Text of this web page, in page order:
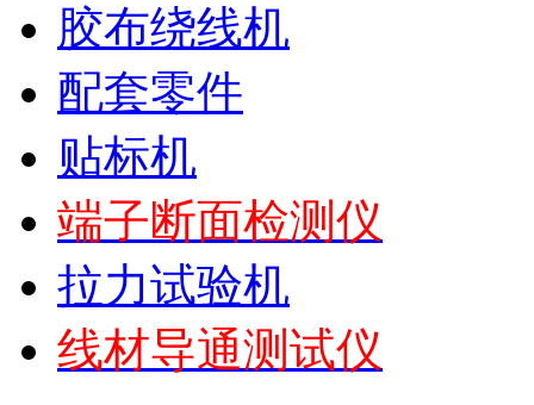
胶布绕线机
配套零件
贴标机
端子断面检测仪
拉力试验机
线材导通测试仪